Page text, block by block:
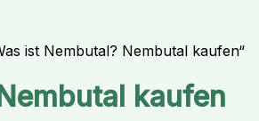
ist Nembutal? Nembutal kaufen“
kaufen